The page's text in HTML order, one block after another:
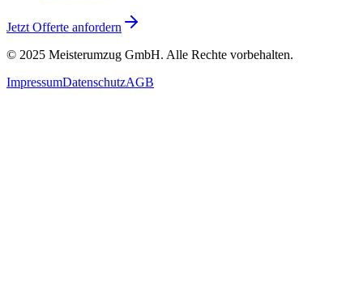
Jetzt Offerte anfordern
© 2025 Meisterumzug GmbH. Alle Rechte vorbehalten.
ImpressumDatenschutzAGB